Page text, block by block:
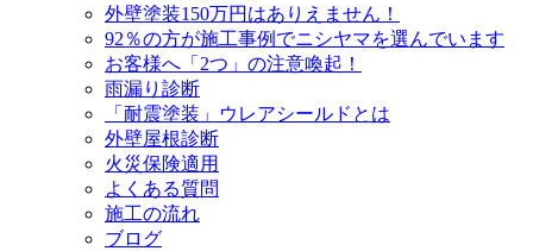
外壁塗装150万円はありえません！
92％の方が施工事例でニシヤマを選んでいます
お客様へ「2つ」の注意喚起！
雨漏り診断
「耐震塗装」ウレアシールドとは
外壁屋根診断
火災保険適用
よくある質問
施工の流れ
ブログ